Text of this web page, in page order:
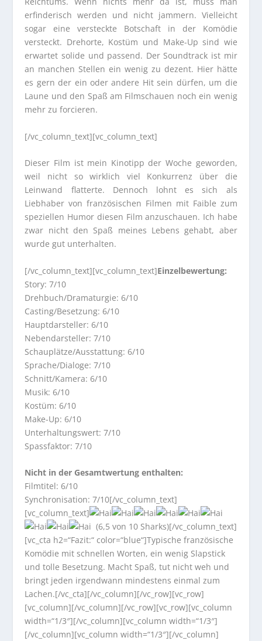
erfinderisch werden und nicht jammern. Vielleicht
sogar eine versteckte Botschaft in der Komödie
versteckt. Drehorte, Kostüm und Make-Up sind wie
erwartet solide und passend. Der Soundtrack ist mir
an manchen Stellen ein wenig zu dezent. Hier hätte
es gern der ein oder andere Hit sein dürfen, um die
Laune und den Spaß am Filmschauen noch ein wenig
mehr zu forcieren.
[/vc_column_text][vc_column_text]
Dieser Film ist mein Kinotipp der Woche geworden,
weil nicht so wirklich viel Konkurrenz über die
Leinwand flatterte. Dennoch lohnt es sich als
Liebhaber von französischen Filmen mit Faible zum
speziellen Humor diesen Film anzuschauen. Ich habe
zwar nicht den Spaß meines Lebens gehabt, aber
wurde gut unterhalten.
[/vc_column_text][vc_column_text]Einzelbewertung:
Story: 7/10
Drehbuch/Dramaturgie: 6/10
Casting/Besetzung: 6/10
Hauptdarsteller: 6/10
Nebendarsteller: 7/10
Schauplätze/Ausstattung: 6/10
Sprache/Dialoge: 7/10
Schnitt/Kamera: 6/10
Musik: 6/10
Kostüm: 6/10
Make-Up: 6/10
Unterhaltungswert: 7/10
Spassfaktor: 7/10
Nicht in der Gesamtwertung enthalten:
Filmtitel: 6/10
Synchronisation: 7/10[/vc_column_text]
[vc_column_text]
(6,5 von 10 Sharks)[/vc_column_text]
[vc_cta h2=“Fazit:“ color=“blue“]Typische französische
Komödie mit schnellen Worten, ein wenig Slapstick
und tolle Besetzung. Macht Spaß, tut nicht weh und
bringt jeden irgendwann mindestens einmal zum
Lachen.[/vc_cta][/vc_column][/vc_row][vc_row]
[vc_column][/vc_column][/vc_row][vc_row][vc_column
width=“1/3″][/vc_column][vc_column width=“1/3″]
[/vc_column][vc_column width=“1/3″][/vc_column]